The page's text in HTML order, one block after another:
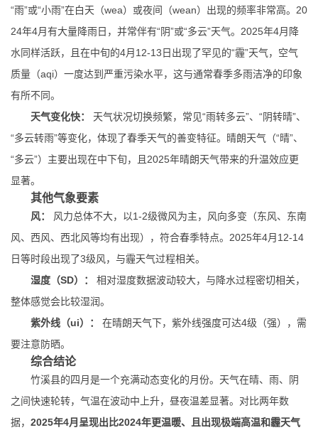
“雨”或“小雨”在白天（wea）或夜间（wean）出现的频率非常高。20
24年4月有大量降雨日，并常伴有“阴”或“多云”天气。2025年4月降
水同样活跃，且在中旬的4月12-13日出现了罕见的“霾”天气，空气
质量（aqi）一度达到严重污染水平，这与通常春季多雨洁净的印象
有所不同。
天气变化快：
天气状况切换频繁，常见“雨转多云”、“阴转晴”、
“多云转雨”等变化，体现了春季天气的善变特征。晴朗天气（“晴”、
“多云”）主要出现在中下旬，且2025年晴朗天气带来的升温效应更
显著。
其他气象要素
风：
风力总体不大，以1-2级微风为主，风向多变（东风、东南
风、西风、西北风等均有出现），符合春季特点。2025年4月12-14
日等时段出现了3级风，与霾天气过程相关。
湿度（SD）：
相对湿度数据波动较大，与降水过程密切相关，
整体感觉会比较湿润。
紫外线（ui）：
在晴朗天气下，紫外线强度可达4级（强），需
要注意防晒。
综合结论
竹溪县的四月是一个充满动态变化的月份。天气在晴、雨、阴
之间快速轮转，气温在波动中上升，昼夜温差显著。对比两年数
据， 2025年4月呈现出比2024年更温暖、且出现极端高温和霾天气